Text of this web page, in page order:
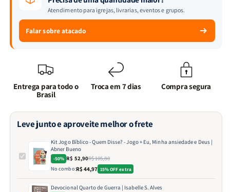
Deus
Abner
Bueno
Deus
|
Bueno
Atendimento para igrejas, livrarias, eventos e grupos.
Falar sobre atacado
Entrega para todo o
Brasil
Troca em 7 dias Compra segura
Leve junto e aproveite melhor o frete
Kit Jogo Bíblico - Quem Disse? - Jogo + Eu, Minha ansiedade e Deus |
Abner Bueno
-50% R$ 52,90R$ 105,80
No combo:R$ 44,97 15% OFF extra
Devocional Quarto de Guerra | Isabelle S. Alves